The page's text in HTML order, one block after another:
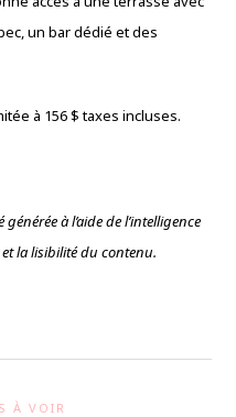
un bar dédié et des
à 156 $ taxes incluses.
à l’aide de l’intelligence
la lisibilité du contenu.
À VOIR